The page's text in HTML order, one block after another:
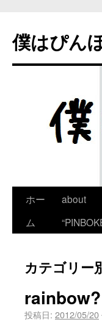
僕はぴん
ホー
ム
about
カテゴリー
rainbow?
投稿日: 2012/05/20